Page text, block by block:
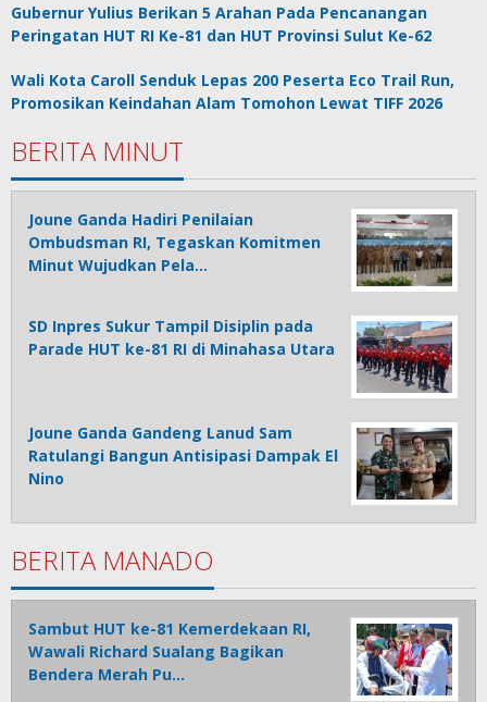
Gubernur Yulius Berikan 5 Arahan Pada Pencanangan
Peringatan HUT RI Ke-81 dan HUT Provinsi Sulut Ke-62
Wali Kota Caroll Senduk Lepas 200 Peserta Eco Trail Run,
Promosikan Keindahan Alam Tomohon Lewat TIFF 2026
BERITA MINUT
Joune Ganda Hadiri Penilaian
Ombudsman RI, Tegaskan Komitmen
Minut Wujudkan Pela…
SD Inpres Sukur Tampil Disiplin pada
Parade HUT ke-81 RI di Minahasa Utara
Joune Ganda Gandeng Lanud Sam
Ratulangi Bangun Antisipasi Dampak El
Nino
BERITA MANADO
Sambut HUT ke-81 Kemerdekaan RI,
Wawali Richard Sualang Bagikan
Bendera Merah Pu…